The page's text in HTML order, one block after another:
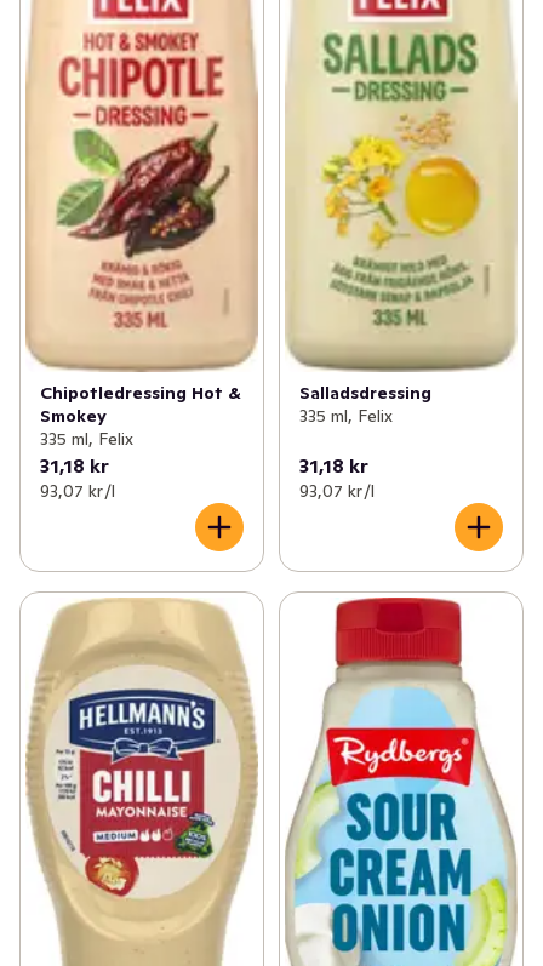
Chipotledressing Hot &
Smokey
335 ml, Felix
31,18 kr
93,07 kr /l
Salladsdressing
335 ml, Felix
31,18 kr
93,07 kr /l